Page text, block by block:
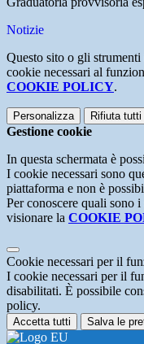
Notizie
Questo sito o gli
cookie necessari al
COOKIE POLICY.
Personalizza Rifiuta tutti
Gestione cookie
In questa schermata è
I cookie necessari sono
piattaforma e non è
Per conoscere quali sono
visionare la COOKIE
Cookie necessari per il
I cookie necessari per il
disabilitati. È possibile
policy.
Accetta tutti Salva le